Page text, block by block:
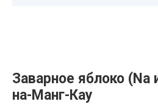
Заварное яблоко (Na
на-Манг-Кау